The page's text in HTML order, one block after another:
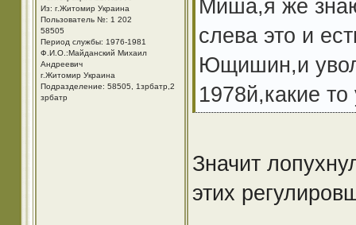
Из: г.Житомир Украина
Пользователь №: 1 202
58505
Период службы: 1976-1981
Ф.И.О.:Майданский Михаил
Андреевич
г.Житомир Украина
Подразделение: 58505, 1зрбатр,2
зрбатр
Миша,я же
слева это и
Ющишин,и
1978й,какие
Значит
этих